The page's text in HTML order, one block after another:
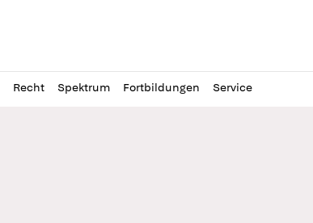
Recht Spektrum Fortbildungen Service